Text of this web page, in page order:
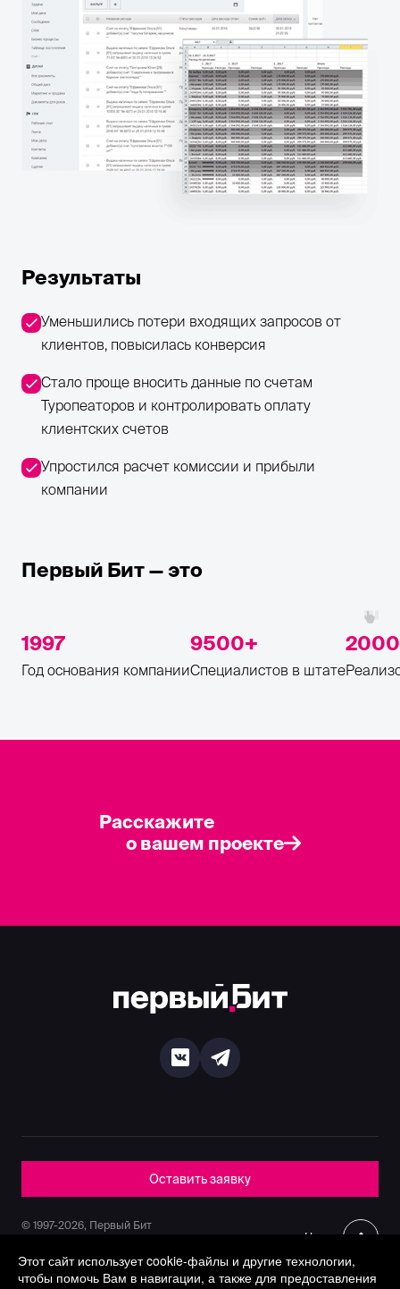
Результаты
Уменьшились потери входящих запросов от
клиентов, повысилась конверсия
Стало проще вносить данные по счетам
Туропеаторов и контролировать оплату
клиентских счетов
Упростился расчет комиссии и прибыли
компании
Первый Бит — это
1997
Год основания компании
9500
Специалистов в штате
2000
Расскажите
о вашем проекте
© 1997-2026, Первый Бит
Наверх
Оставить заявку
Этот сайт использует cookie-файлы и другие технологии,
чтобы помочь Вам в навигации, а также для предоставления